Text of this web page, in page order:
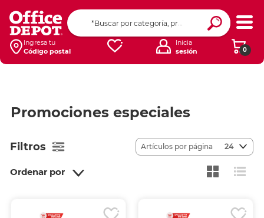
Ingresa tu
Código postal
0
Inicia
sesión
Promociones especiales
Filtros
Ordenar por
Artículos por página 24